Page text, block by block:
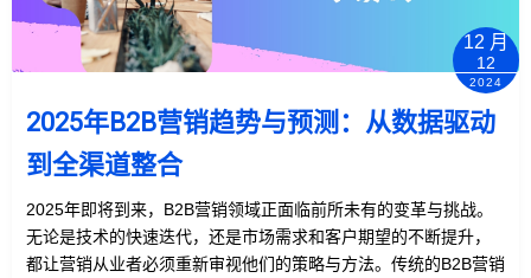
12 月
12
2024
2025年B2B营销趋势与预测：从数据驱动
到全渠道整合
2025年即将到来，B2B营销领域正面临前所未有的变革与挑战。
无论是技术的快速迭代，还是市场需求和客户期望的不断提升，
都让营销从业者必须重新审视他们的策略与方法。传统的B2B营销